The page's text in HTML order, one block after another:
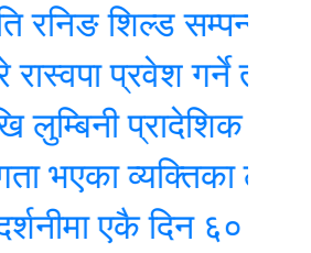
शिल्ड सम्पन्न,
प्रवेश गर्ने तयारीमा,
प्रादेशिक अस्पतालमा
व्यक्तिका लागि वरदान
एकै दिन ६० हजारले